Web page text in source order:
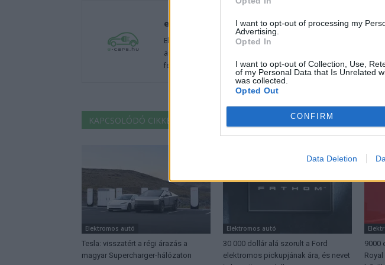
I want to opt-out of processing my
Advertising.
Opted In
I want to opt-out of Collection, Use,
of my Personal Data that Is Unrelated
was collected.
Opted Out
CONFIRM
Data Deletion
e-cars.hu
Elektromosan közlekedsz, vagy a váltáson töprengsz? Érdekelnek
autók világából, vagy foglalkoztatnak a legújabb fejlesztések az
fenntarthatóság területén? Akkor jó helyen jársz!
KAPCSOLÓDÓ CIKKEK
Elektromos autó
Tesla: visszatért a régi árazás a
magyar Supercharger-hálózaton
Elektromos autó
30 000 dollár alá szorult a Ford
elektromos pickupjának ára, és nevet
9000